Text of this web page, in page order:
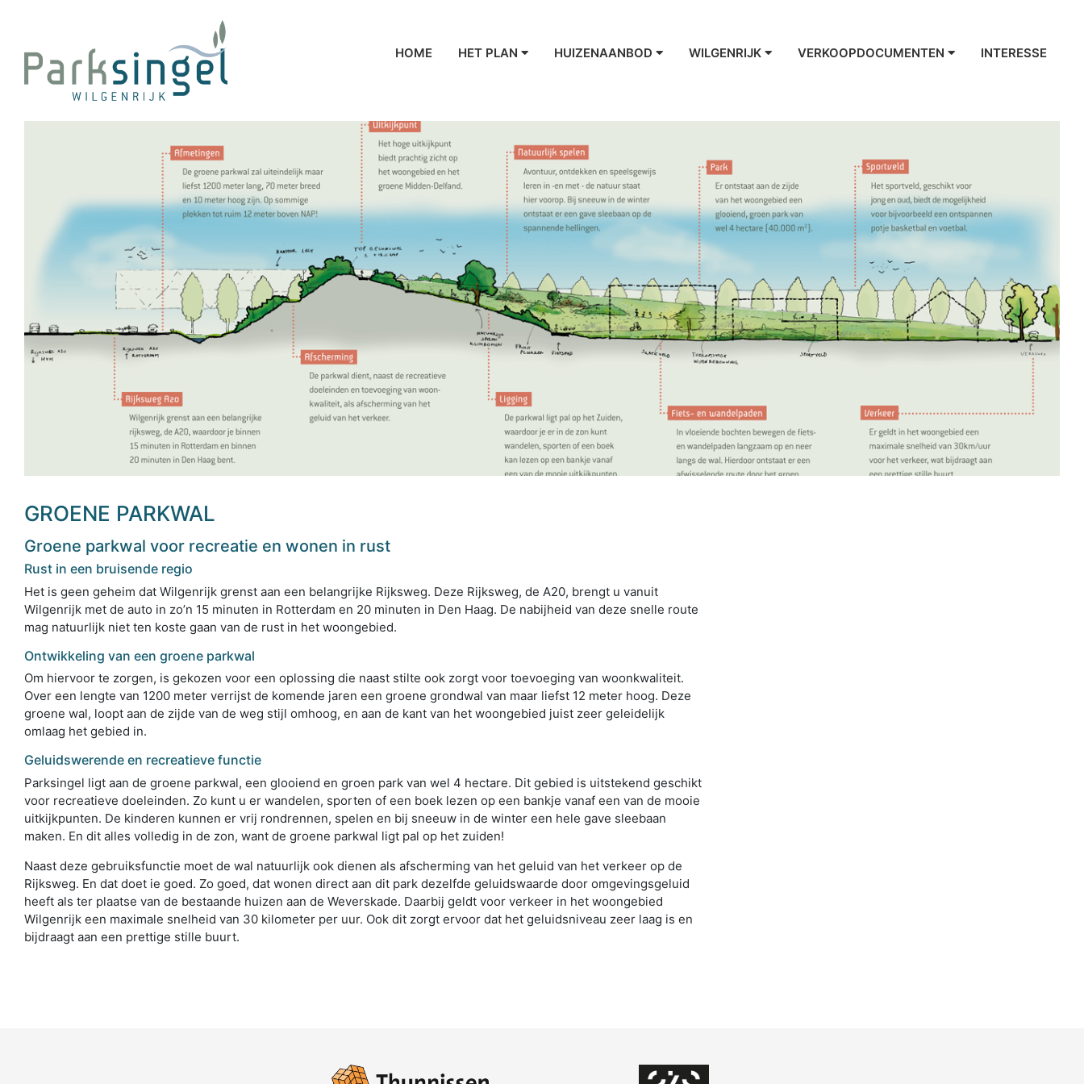
INTERESSE
VERKOOPDOCUMENTEN
WILGENRIJK
HUIZENAANBOD
HET PLAN
HOME
GROENE PARKWAL
Groene parkwal voor recreatie en wonen in rust
Rust in een bruisende regio
Het is geen geheim dat Wilgenrijk grenst aan een belangrijke Rijksweg. Deze Rijksweg, de A20, brengt u vanuit
Wilgenrijk met de auto in zo’n 15 minuten in Rotterdam en 20 minuten in Den Haag. De nabijheid van deze snelle route
mag natuurlijk niet ten koste gaan van de rust in het woongebied.
Ontwikkeling van een groene parkwal
Om hiervoor te zorgen, is gekozen voor een oplossing die naast stilte ook zorgt voor toevoeging van woonkwaliteit.
Over een lengte van 1200 meter verrijst de komende jaren een groene grondwal van maar liefst 12 meter hoog. Deze
groene wal, loopt aan de zijde van de weg stijl omhoog, en aan de kant van het woongebied juist zeer geleidelijk
omlaag het gebied in.
Geluidswerende en recreatieve functie
Parksingel ligt aan de groene parkwal, een glooiend en groen park van wel 4 hectare. Dit gebied is uitstekend geschikt
voor recreatieve doeleinden. Zo kunt u er wandelen, sporten of een boek lezen op een bankje vanaf een van de mooie
uitkijkpunten. De kinderen kunnen er vrij rondrennen, spelen en bij sneeuw in de winter een hele gave sleebaan
maken. En dit alles volledig in de zon, want de groene parkwal ligt pal op het zuiden!
Naast deze gebruiksfunctie moet de wal natuurlijk ook dienen als afscherming van het geluid van het verkeer op de
Rijksweg. En dat doet ie goed. Zo goed, dat wonen direct aan dit park dezelfde geluidswaarde door omgevingsgeluid
heeft als ter plaatse van de bestaande huizen aan de Weverskade. Daarbij geldt voor verkeer in het woongebied
Wilgenrijk een maximale snelheid van 30 kilometer per uur. Ook dit zorgt ervoor dat het geluidsniveau zeer laag is en
bijdraagt aan een prettige stille buurt.